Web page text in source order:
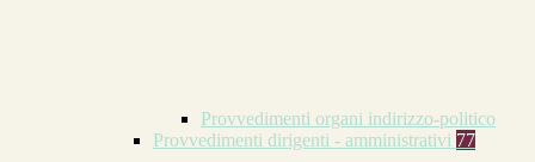
Provvedimenti organi indirizzo-politico
Provvedimenti dirigenti - amministrativi 77